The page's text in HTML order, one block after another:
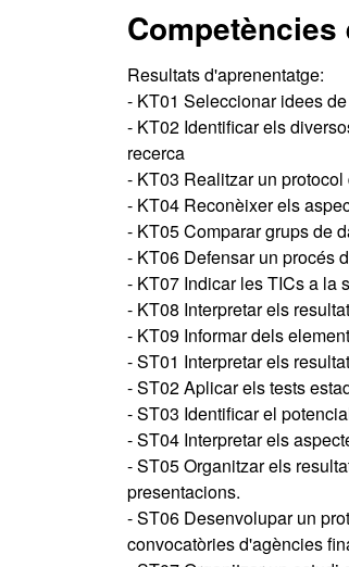
Resultats d'aprenentatge:
- KT01 Seleccionar idees
- KT02 Identificar els
recerca
- KT03 Realitzar un protocol
- KT04 Reconèixer els
- KT05 Comparar grups de
- KT06 Defensar un procés
- KT07 Indicar les TICs a la
- KT08 Interpretar els
- KT09 Informar dels
- ST01 Interpretar els
- ST02 Aplicar els tests
- ST03 Identificar el
- ST04 Interpretar els
- ST05 Organitzar els
presentacions.
- ST06 Desenvolupar un
convocatòries d'agències